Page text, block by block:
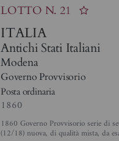
LOTTO N. 21
ITALIA
Antichi Stati Italiani
Modena
Governo Provvisorio
Posta ordinaria
1860
1860 Governo Provvisorio serie di
(12/18) nuova, di qualità mista, da